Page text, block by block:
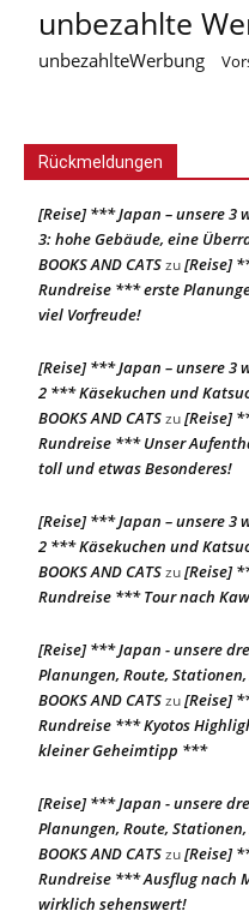
unbezahlte
unbezahlteWerbung
Rückmeldungen
[Reise] *** Japan – unsere 3
3: hohe Gebäude, eine
BOOKS AND CATSzu[Reise]
Rundreise *** erste
viel Vorfreude!
[Reise] *** Japan – unsere 3
2 *** Käsekuchen und
BOOKS AND CATSzu[Reise]
Rundreise *** Unser
toll und etwas Besonderes!
[Reise] *** Japan – unsere 3
2 *** Käsekuchen und
BOOKS AND CATSzu[Reise]
Rundreise *** Tour nach
[Reise] *** Japan - unsere
Planungen, Route,
BOOKS AND CATSzu[Reise]
Rundreise *** Kyotos
kleiner Geheimtipp ***
[Reise] *** Japan - unsere
Planungen, Route,
BOOKS AND CATSzu[Reise]
Rundreise *** Ausflug nach
wirklich sehenswert!